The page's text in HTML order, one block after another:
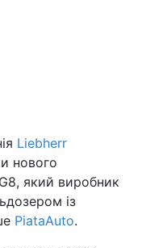
Liebherr
нового
який виробник
із
PiataAuto.